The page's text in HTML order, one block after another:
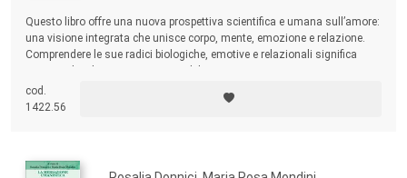
Questo libro offre una nuova prospettiva scientifica e umana sull’amore:
una visione integrata che unisce corpo, mente, emozione e relazione.
Comprendere le sue radici biologiche, emotive e relazionali significa
cod.
1422.56